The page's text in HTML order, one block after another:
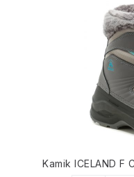
Kamik ICELAND F